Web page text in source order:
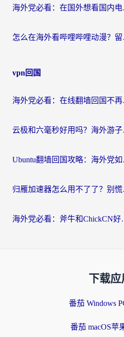
海外党必
怎么
vpn回国
海外党必
云极和
Ubuntu
归雁加
海外党必看：斧牛
下载应
番茄 Windows
番茄 macOS苹